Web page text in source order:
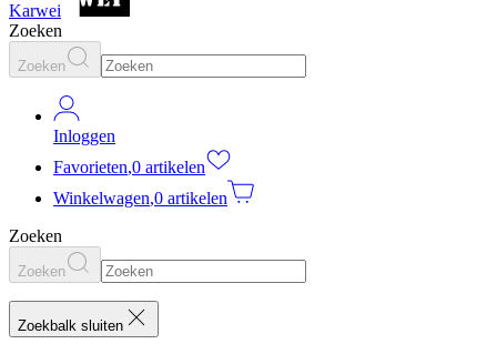
Karwei
Zoeken
Zoeken
Inloggen
Favorieten,0 artikelen
Winkelwagen,0 artikelen
Zoeken
Zoeken
Zoekbalk sluiten